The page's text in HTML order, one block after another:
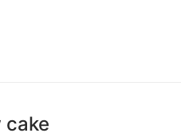
cake